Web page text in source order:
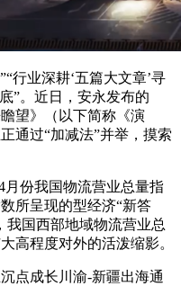
业深耕‘五篇大文章’寻
”。近日，安永发布的
望》（以下简称《演
通过“加减法”并举，摸索
份我国物流营业总量指
所呈现的型经济“新答
我国西部地域物流营业总
高程度对外的活泼缩影。
成长川渝-新疆出海通